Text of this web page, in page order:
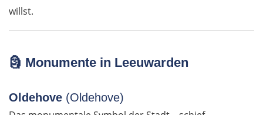
willst.
🗿 Monumente in Leeuwarden
Oldehove (Oldehove)